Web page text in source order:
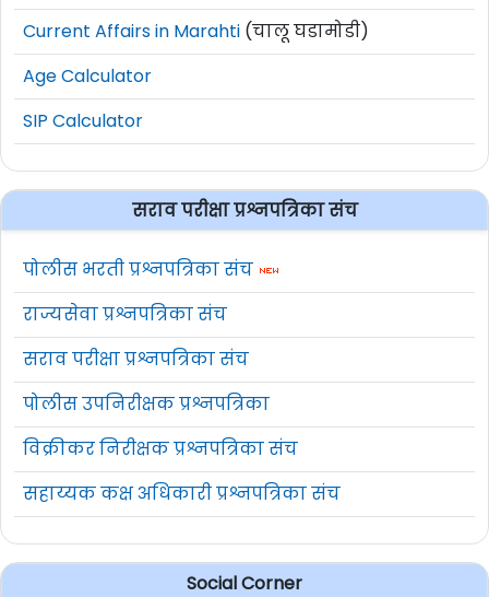
Current Affairs in Marahti (चालू घडामोडी)
Age Calculator
SIP Calculator
सराव परीक्षा प्रश्नपत्रिका संच
पोलीस भरती प्रश्नपत्रिका संच
राज्यसेवा प्रश्नपत्रिका संच
सराव परीक्षा प्रश्नपत्रिका संच
पोलीस उपनिरीक्षक प्रश्नपत्रिका
विक्रीकर निरीक्षक प्रश्नपत्रिका संच
सहाय्यक कक्ष अधिकारी प्रश्नपत्रिका संच
Social Corner